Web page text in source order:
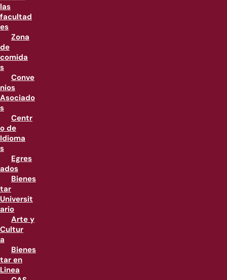
las
facultad
es
Zona
de
comida
s
Conve
nios
Asociado
s
Centr
o de
Idioma
s
Egres
ados
Bienes
tar
Universit
ario
Arte y
Cultur
a
Bienes
tar en
Linea